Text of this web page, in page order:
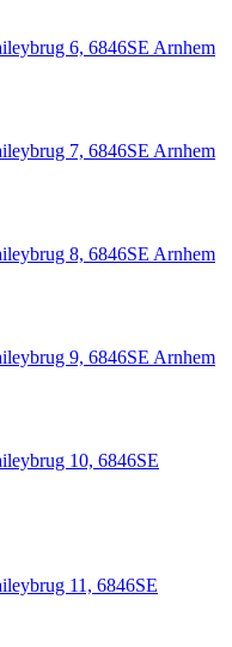
6, 6846SE Arnhem
7, 6846SE Arnhem
8, 6846SE Arnhem
9, 6846SE Arnhem
10, 6846SE
11, 6846SE